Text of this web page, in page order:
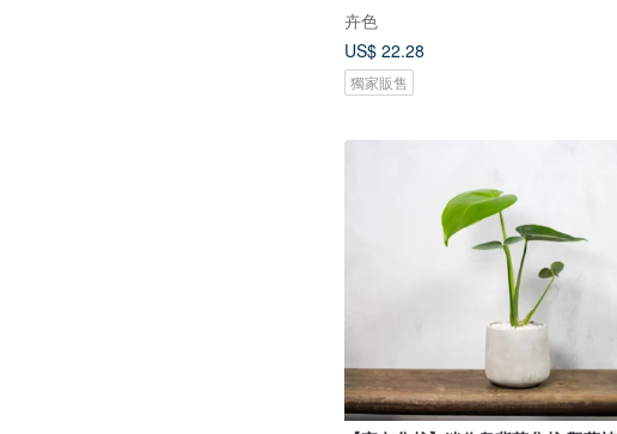
卉色
US$ 22.28
獨家販售